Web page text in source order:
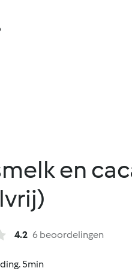
en
4.2 6 beoordelingen
5min